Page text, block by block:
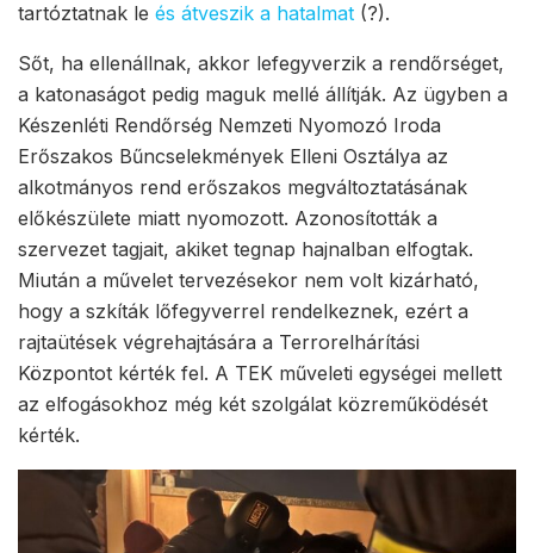
tartóztatnak le és átveszik a hatalmat (?).
Sőt, ha ellenállnak, akkor lefegyverzik a rendőrséget,
a katonaságot pedig maguk mellé állítják. Az ügyben a
Készenléti Rendőrség Nemzeti Nyomozó Iroda
Erőszakos Bűncselekmények Elleni Osztálya az
alkotmányos rend erőszakos megváltoztatásának
előkészülete miatt nyomozott. Azonosították a
szervezet tagjait, akiket tegnap hajnalban elfogtak.
Miután a művelet tervezésekor nem volt kizárható,
hogy a szkíták lőfegyverrel rendelkeznek, ezért a
rajtaütések végrehajtására a Terrorelhárítási
Központot kérték fel. A TEK műveleti egységei mellett
az elfogásokhoz még két szolgálat közreműködését
kérték.